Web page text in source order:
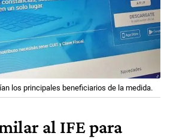
los principales beneficiarios de la medida.
al IFE para